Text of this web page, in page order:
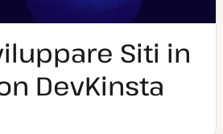
Siti in
DevKinsta